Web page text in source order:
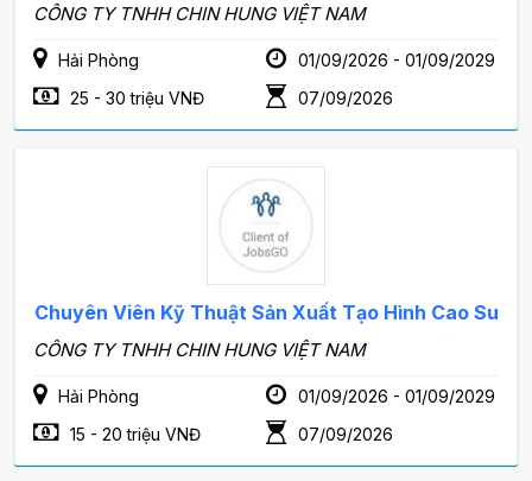
CÔNG TY TNHH CHIN HUNG VIỆT NAM
Hải Phòng
01/09/2026 - 01/09/2029
25 - 30 triệu VNĐ
07/09/2026
Chuyên Viên Kỹ Thuật Sản Xuất Tạo Hình Cao Su
CÔNG TY TNHH CHIN HUNG VIỆT NAM
Hải Phòng
01/09/2026 - 01/09/2029
15 - 20 triệu VNĐ
07/09/2026